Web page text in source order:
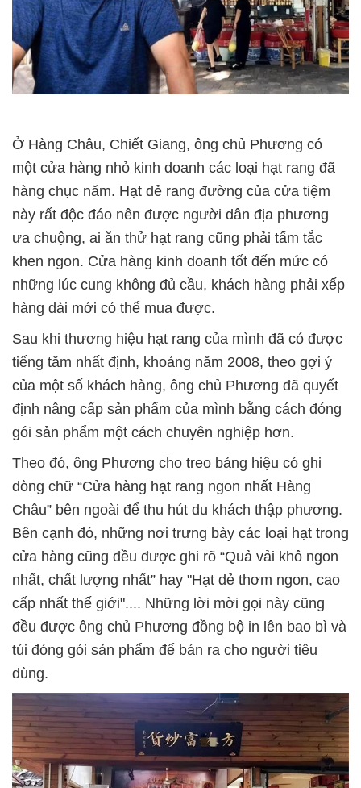
Ở Hàng Châu, Chiết Giang, ông chủ Phương có
một cửa hàng nhỏ kinh doanh các loại hạt rang đã
hàng chục năm. Hạt dẻ rang đường của cửa tiệm
này rất độc đáo nên được người dân địa phương
ưa chuộng, ai ăn thử hạt rang cũng phải tấm tắc
khen ngon. Cửa hàng kinh doanh tốt đến mức có
những lúc cung không đủ cầu, khách hàng phải xếp
hàng dài mới có thể mua được.
Sau khi thương hiệu hạt rang của mình đã có được
tiếng tăm nhất định, khoảng năm 2008, theo gợi ý
của một số khách hàng, ông chủ Phương đã quyết
định nâng cấp sản phẩm của mình bằng cách đóng
gói sản phẩm một cách chuyên nghiệp hơn.
Theo đó, ông Phương cho treo bảng hiệu có ghi
dòng chữ “Cửa hàng hạt rang ngon nhất Hàng
Châu” bên ngoài để thu hút du khách thập phương.
Bên cạnh đó, những nơi trưng bày các loại hạt trong
cửa hàng cũng đều được ghi rõ “Quả vải khô ngon
nhất, chất lượng nhất” hay "Hạt dẻ thơm ngon, cao
cấp nhất thế giới".... Những lời mời gọi này cũng
đều được ông chủ Phương đồng bộ in lên bao bì và
túi đóng gói sản phẩm để bán ra cho người tiêu
dùng.